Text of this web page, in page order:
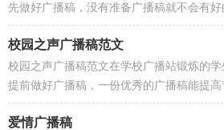
先做好广播稿，没有准备广播稿就不会有
播稿是怎么写的吧！下面是小编帮大家整
校园之声广播稿范文
校园之声广播稿范文在学校广播站锻炼的
提前做好广播稿，一份优秀的广播稿能提
稿是怎么写的吧！以下是小编整理的校园
爱情广播稿